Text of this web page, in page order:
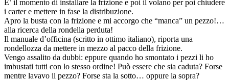
E’ il momento di installare la frizione e poi il volano per poi chiudere
i carter e mettere in fase la distribuzione.
Apro la busta con la frizione e mi accorgo che “manca” un pezzo!…
alla ricerca della rondella perduta!
Il manuale d’officina (scritto in ottimo italiano), riporta una
rondellozza da mettere in mezzo al pacco della frizione.
Vengo assalito da dubbi: eppure quando ho smontato i pezzi li ho
imbustati tutti con lo stesso ordine! Può essere che sia caduta? Forse
mentre lavavo il pezzo? Forse sta la sotto… oppure la sopra?